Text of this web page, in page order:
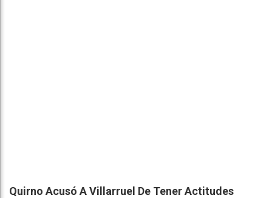
Quirno Acusó A Villarruel De Tener Actitudes